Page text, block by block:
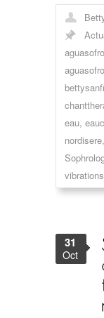
aguasofro
eau,
nordisere,
31
Oct